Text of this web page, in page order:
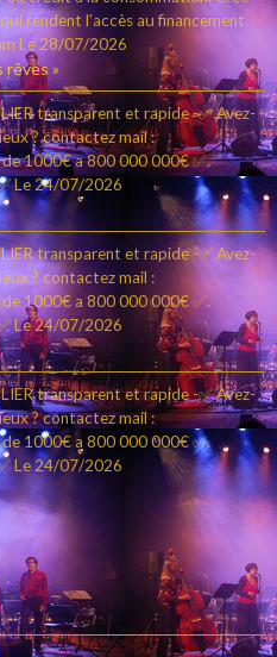
rendent l’accès au financement
Le 28/07/2026
rêves »
transparent et rapide -✅ Avez-
? contactez mail :
1000€ a 800 000 000€ ✅.
Le 24/07/2026
transparent et rapide -✅ Avez-
? contactez mail :
1000€ a 800 000 000€ ✅.
Le 24/07/2026
transparent et rapide -✅ Avez-
? contactez mail :
1000€ a 800 000 000€ ✅.
Le 24/07/2026